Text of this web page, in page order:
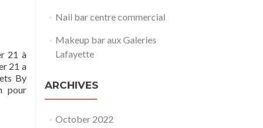
21 à
21 a
By
pour
Nail bar centre commercial
Makeup bar aux Galeries
Lafayette
ARCHIVES
October 2022